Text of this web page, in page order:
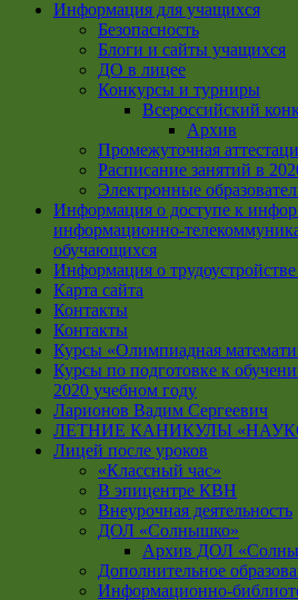
Информация для учащихся
Безопасность
Блоги и сайты учащихся
ДО в лицее
Конкурсы и турниры
Всероссийский
Архив
Промежуточная
Расписание занятий в
Электронные
Информация о доступе к
информационно-
обучающихся
Информация о
Карта сайта
Контакты
Контакты
Курсы «Олимпиадная
Курсы по подготовке к
2020 учебном году
Ларионов Вадим Сергеевич
ЛЕТНИЕ КАНИКУЛЫ
Лицей после уроков
«Классный час»
В эпицентре КВН
Внеурочная деятельность
ДОЛ «Солнышко»
Архив ДОЛ
Дополнительное
Информационно-